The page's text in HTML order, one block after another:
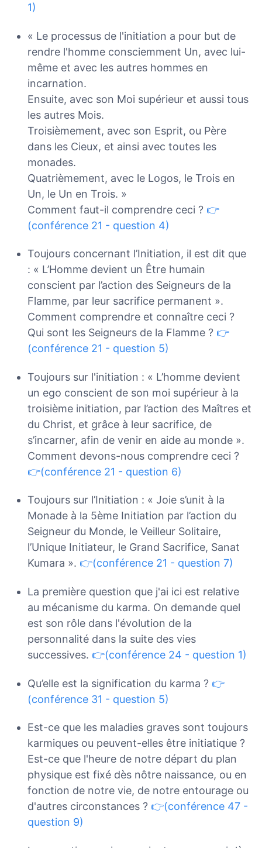
1)
« Le processus de l'initiation a pour but de
rendre l'homme consciemment Un, avec lui-
même et avec les autres hommes en
incarnation.
Ensuite, avec son Moi supérieur et aussi tous
les autres Mois.
Troisièmement, avec son Esprit, ou Père
dans les Cieux, et ainsi avec toutes les
monades.
Quatrièmement, avec le Logos, le Trois en
Un, le Un en Trois. »
Comment faut-il comprendre ceci ? 👉
(conférence 21 - question 4)
Toujours concernant l’Initiation, il est dit que
: « L’Homme devient un Être humain
conscient par l’action des Seigneurs de la
Flamme, par leur sacrifice permanent ».
Comment comprendre et connaître ceci ?
Qui sont les Seigneurs de la Flamme ? 👉
(conférence 21 - question 5)
Toujours sur l'initiation : « L’homme devient
un ego conscient de son moi supérieur à la
troisième initiation, par l’action des Maîtres et
du Christ, et grâce à leur sacrifice, de
s’incarner, afin de venir en aide au monde ».
Comment devons-nous comprendre ceci ?
👉(conférence 21 - question 6)
Toujours sur l’Initiation : « Joie s’unit à la
Monade à la 5ème Initiation par l’action du
Seigneur du Monde, le Veilleur Solitaire,
l’Unique Initiateur, le Grand Sacrifice, Sanat
Kumara ». 👉(conférence 21 - question 7)
La première question que j'ai ici est relative
au mécanisme du karma. On demande quel
est son rôle dans l'évolution de la
personnalité dans la suite des vies
successives. 👉(conférence 24 - question 1)
Qu’elle est la signification du karma ? 👉
(conférence 31 - question 5)
Est-ce que les maladies graves sont toujours
karmiques ou peuvent-elles être initiatique ?
Est-ce que l'heure de notre départ du plan
physique est fixé dès nôtre naissance, ou en
fonction de notre vie, de notre entourage ou
d'autres circonstances ? 👉(conférence 47 -
question 9)